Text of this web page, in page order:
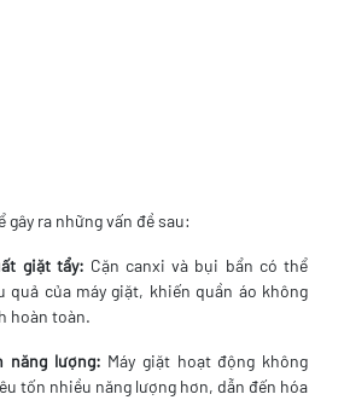
gây ra những vấn đề sau:
giặt tẩy: Cặn canxi và bụi bẩn có thể
quả của máy giặt, khiến quần áo không
hoàn toàn.
năng lượng: Máy giặt hoạt động không
tốn nhiều năng lượng hơn, dẫn đến hóa